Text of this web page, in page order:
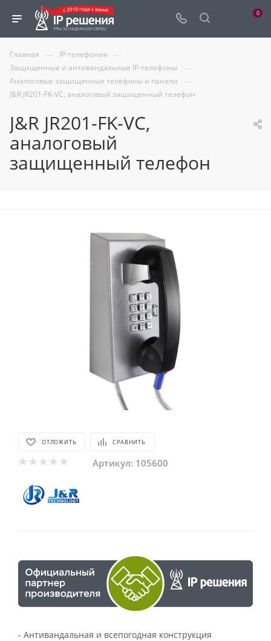
0
Главная — IP-телефония —
Защищенные и антивандальные IP-телефоны —
Аналоговые защищенные телефоны и панели —
J&R JR201-FK-VC, аналоговый защищенный телефон
J&R JR201-FK-VC,
аналоговый
защищенный телефон
ОТЛОЖИТЬ СРАВНИТЬ
Артикул: 105600
- Антивандальная и всепогодная конструкция